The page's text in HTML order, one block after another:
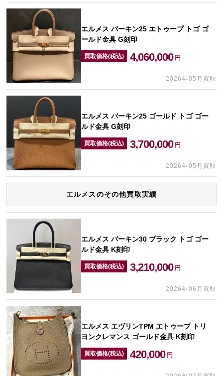
エルメス バーキン25 エトゥープ トゴ ゴ
ールド金具 G刻印
買取価格(税込) 4,060,000 円
2026年05月買取
エルメス バーキン25 ゴールド トゴ ゴー
ルド金具 G刻印
買取価格(税込) 3,700,000 円
2026年05月買取
エルメスのその他買取実績
エルメス バーキン30 ブラック トゴ ゴー
ルド金具 K刻印
買取価格(税込) 3,210,000 円
2026年06月買取
エルメス エヴリンTPM エトゥープ トリ
ヨンクレマンス ゴールド金具 K刻印
買取価格(税込) 420,000 円